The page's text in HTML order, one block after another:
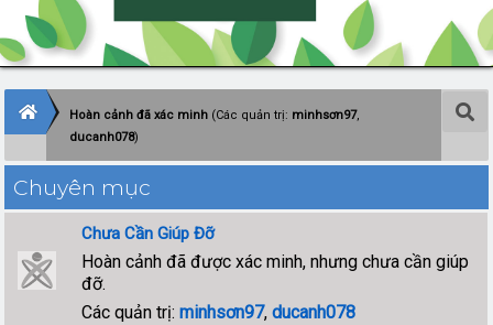
Hoàn cảnh đã xác minh(Các quản trị: minhsơn97,
ducanh078)
Chuyên mục
Chưa Cần Giúp Đỡ
Hoàn cảnh đã được xác minh, nhưng chưa cần giúp
đỡ.
Các quản trị: minhsơn97, ducanh078